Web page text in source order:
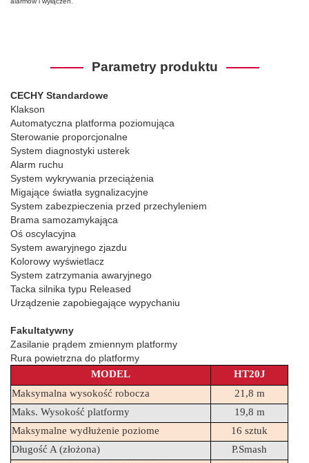
Parametry produktu
CECHY Standardowe
Klakson
Automatyczna platforma poziomująca
Sterowanie proporcjonalne
System diagnostyki usterek
Alarm ruchu
System wykrywania przeciążenia
Migające światła sygnalizacyjne
System zabezpieczenia przed przechyleniem
Brama samozamykająca
Oś oscylacyjna
System awaryjnego zjazdu
Kolorowy wyświetlacz
System zatrzymania awaryjnego
Tacka silnika typu Released
Urządzenie zapobiegające wypychaniu
Fakultatywny
Zasilanie prądem zmiennym platformy
Rura powietrzna do platformy
MODEL
HT20J
Maksymalna wysokość robocza
21,8 m
Maks. Wysokość platformy
19,8 m
Maksymalne wydłużenie poziome
16 sztuk
Długość A (złożona)
P.Smash